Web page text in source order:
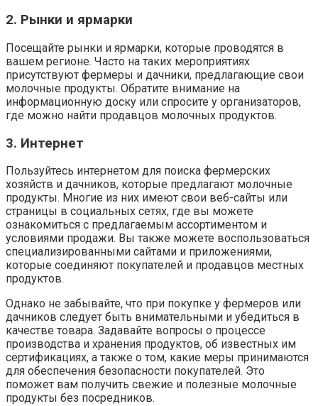
2. Рынки и ярмарки
Посещайте рынки и ярмарки, которые проводятся в
вашем регионе. Часто на таких мероприятиях
присутствуют фермеры и дачники, предлагающие свои
молочные продукты. Обратите внимание на
информационную доску или спросите у организаторов,
где можно найти продавцов молочных продуктов.
3. Интернет
Пользуйтесь интернетом для поиска фермерских
хозяйств и дачников, которые предлагают молочные
продукты. Многие из них имеют свои веб-сайты или
страницы в социальных сетях, где вы можете
ознакомиться с предлагаемым ассортиментом и
условиями продажи. Вы также можете воспользоваться
специализированными сайтами и приложениями,
которые соединяют покупателей и продавцов местных
продуктов.
Однако не забывайте, что при покупке у фермеров или
дачников следует быть внимательными и убедиться в
качестве товара. Задавайте вопросы о процессе
производства и хранения продуктов, об известных им
сертификациях, а также о том, какие меры принимаются
для обеспечения безопасности покупателей. Это
поможет вам получить свежие и полезные молочные
продукты без посредников.